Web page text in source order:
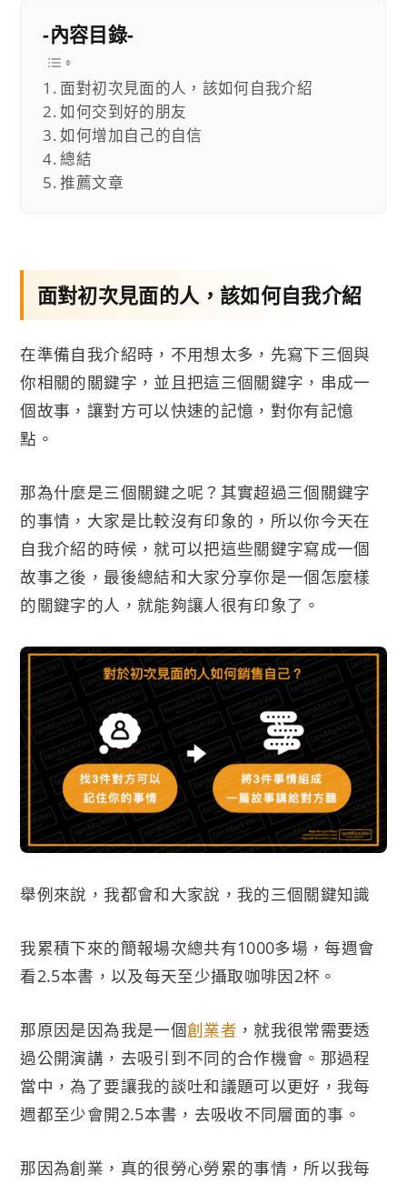
-內容目錄-
面對初次見面的人，該如何自我介紹
如何交到好的朋友
如何增加自己的自信
總結
推薦文章
面對初次見面的人，該如何自我介紹
在準備自我介紹時，不用想太多，先寫下三個與
你相關的關鍵字，並且把這三個關鍵字，串成一
個故事，讓對方可以快速的記憶，對你有記憶
點。
那為什麼是三個關鍵之呢？其實超過三個關鍵字
的事情，大家是比較沒有印象的，所以你今天在
自我介紹的時候，就可以把這些關鍵字寫成一個
故事之後，最後總結和大家分享你是一個怎麼樣
的關鍵字的人，就能夠讓人很有印象了。
舉例來說，我都會和大家說，我的三個關鍵知識
我累積下來的簡報場次總共有1000多場，每週會
看2.5本書，以及每天至少攝取咖啡因2杯。
那原因是因為我是一個創業者 ，就我很常需要透
過公開演講，去吸引到不同的合作機會。那過程
當中，為了要讓我的談吐和議題可以更好，我每
週都至少會開2.5本書，去吸收不同層面的事。
那因為創業，真的很勞心勞累的事情，所以我每